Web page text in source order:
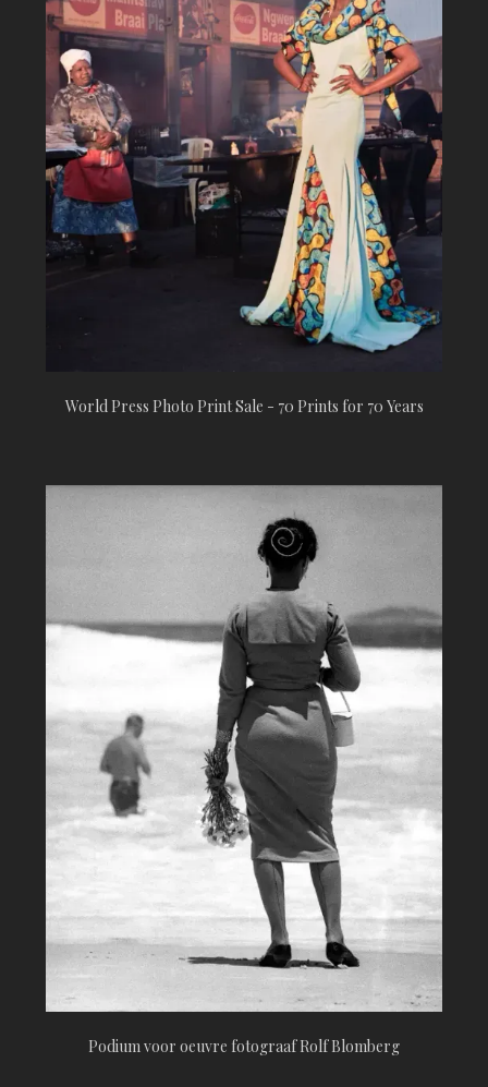
World Press Photo Print Sale - 70 Prints for 70 Years
Podium voor oeuvre fotograaf Rolf Blomberg